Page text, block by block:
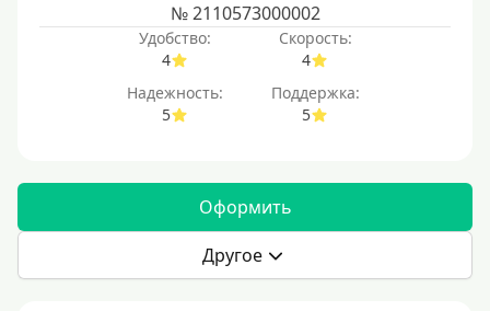
№ 2110573000002
Удобство:
4
Скорость:
4
Надежность:
5
Поддержка:
5
Оформить
Другое